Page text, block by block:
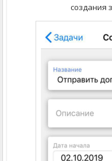
создания